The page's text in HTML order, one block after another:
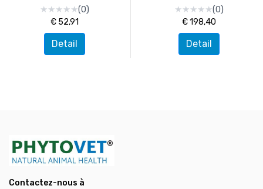
★
★★
★★
★★
★★
★(0)
€ 52,91
Detail
★
★★
★★
★★
★★
★(0)
€ 198,40
Detail
Contactez-nous à